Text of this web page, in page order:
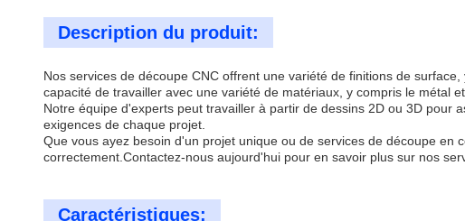
Description du produit:
Nos services de découpe CNC offrent une variété de finitions de
capacité de travailler avec une variété de matériaux, y compris le métal
Notre équipe d'experts peut travailler à partir de dessins 2D ou 3D
exigences de chaque projet.
Que vous ayez besoin d'un projet unique ou de services de découpe
correctement.Contactez-nous aujourd'hui pour en savoir plus sur nos
Caractéristiques: